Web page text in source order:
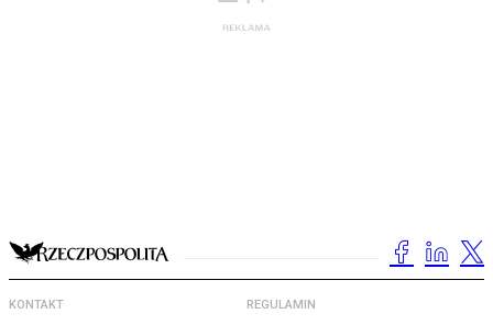
KONTAKT REGULAMIN